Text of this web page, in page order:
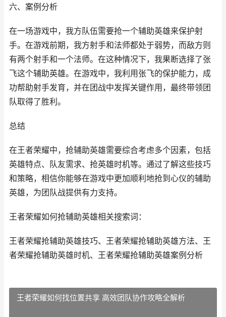
六、案例分析
在一场游戏中，我方队伍需要抢一个辅助英雄来保护射
手。在游戏前期，我方射手和法师都处于弱势，而敌方则
有两个射手和一个法师。在这种情况下，我果断选择了张
飞这个辅助英雄。在游戏中，我利用张飞的保护能力，成
功帮助射手发育，并在团战中发挥关键作用，最终带领团
队取得了胜利。
总结
在王者荣耀中，抢辅助英雄需要综合考虑多个因素，包括
英雄特点、队友需求、抢英雄时机等。通过了解这些技巧
和策略，相信你能够在游戏中更加顺利地抢到心仪的辅助
英雄，为团队战提供有力支持。
王者荣耀如何抢辅助英雄相关搜索词：
王者荣耀抢辅助英雄技巧、王者荣耀抢辅助英雄方法、王
者荣耀抢辅助英雄时机、王者荣耀抢辅助英雄案例分析
王者荣耀如何找位置共享 高效团队协作攻略全解析